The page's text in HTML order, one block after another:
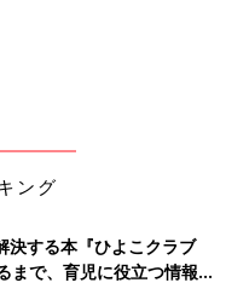
しました。食洗機も導入
ング
決する本『ひよこクラブ
で、育児に役立つ情報が